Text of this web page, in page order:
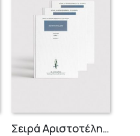
Σειρά Αριστοτέλη «Πολιτικά» (3 τόμοι)